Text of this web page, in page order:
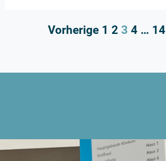
Vorherige 1 2 3 4 … 14